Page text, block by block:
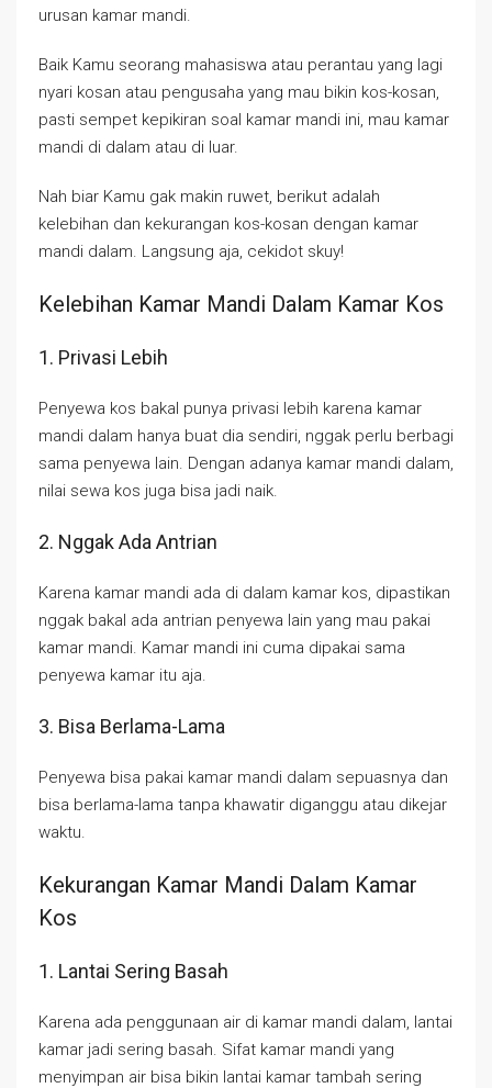
urusan kamar mandi.
Baik Kamu seorang mahasiswa atau perantau yang lagi
nyari kosan atau pengusaha yang mau bikin kos-kosan,
pasti sempet kepikiran soal kamar mandi ini, mau kamar
mandi di dalam atau di luar.
Nah biar Kamu gak makin ruwet, berikut adalah
kelebihan dan kekurangan kos-kosan dengan kamar
mandi dalam. Langsung aja, cekidot skuy!
Kelebihan Kamar Mandi Dalam Kamar Kos
1. Privasi Lebih
Penyewa kos bakal punya privasi lebih karena kamar
mandi dalam hanya buat dia sendiri, nggak perlu berbagi
sama penyewa lain. Dengan adanya kamar mandi dalam,
nilai sewa kos juga bisa jadi naik.
2. Nggak Ada Antrian
Karena kamar mandi ada di dalam kamar kos, dipastikan
nggak bakal ada antrian penyewa lain yang mau pakai
kamar mandi. Kamar mandi ini cuma dipakai sama
penyewa kamar itu aja.
3. Bisa Berlama-Lama
Penyewa bisa pakai kamar mandi dalam sepuasnya dan
bisa berlama-lama tanpa khawatir diganggu atau dikejar
waktu.
Kekurangan Kamar Mandi Dalam Kamar
Kos
1. Lantai Sering Basah
Karena ada penggunaan air di kamar mandi dalam, lantai
kamar jadi sering basah. Sifat kamar mandi yang
menyimpan air bisa bikin lantai kamar tambah sering